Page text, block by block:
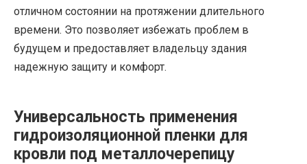
отличном состоянии на протяжении длительного
времени. Это позволяет избежать проблем в
будущем и предоставляет владельцу здания
надежную защиту и комфорт.
Универсальность применения
гидроизоляционной пленки для
кровли под металлочерепицу